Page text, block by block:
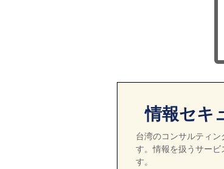
情報セキ
台湾のコンサルティ
す。情報を扱うサー
す。